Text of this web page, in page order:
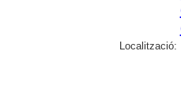
Localització: